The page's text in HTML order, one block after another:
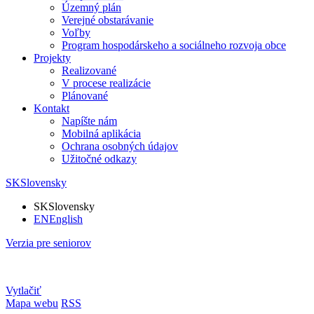
Územný plán
Verejné obstarávanie
Voľby
Program hospodárskeho a sociálneho rozvoja obce
Projekty
Realizované
V procese realizácie
Plánované
Kontakt
Napíšte nám
Mobilná aplikácia
Ochrana osobných údajov
Užitočné odkazy
SKSlovensky
SKSlovensky
ENEnglish
Verzia pre seniorov
Vytlačiť
Mapa webu RSS